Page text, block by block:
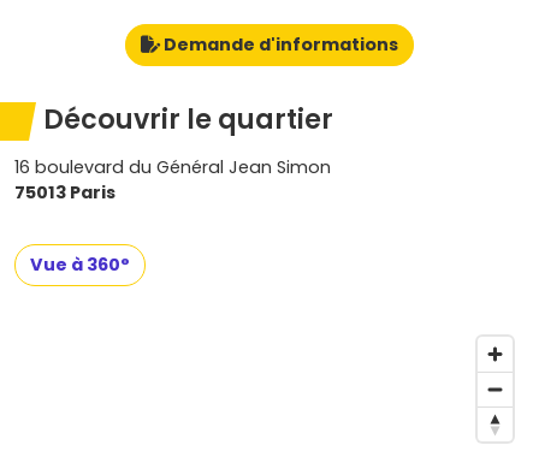
Demande d'informations
Découvrir le quartier
16 boulevard du Général Jean Simon
75013 Paris
Vue à 360°